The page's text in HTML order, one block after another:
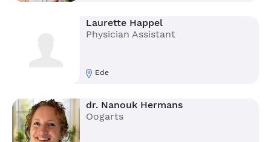
Laurette Happel
Physician Assistant
Ede
dr. Nanouk Hermans
Oogarts